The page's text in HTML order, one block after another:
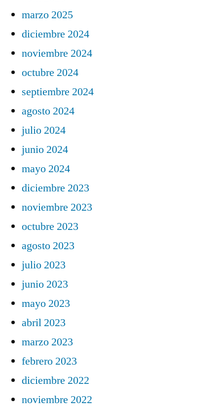
marzo 2025
diciembre 2024
noviembre 2024
octubre 2024
septiembre 2024
agosto 2024
julio 2024
junio 2024
mayo 2024
diciembre 2023
noviembre 2023
octubre 2023
agosto 2023
julio 2023
junio 2023
mayo 2023
abril 2023
marzo 2023
febrero 2023
diciembre 2022
noviembre 2022